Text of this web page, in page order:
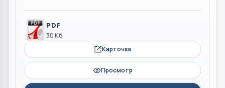
PDF
30 Кб
Карточка
Просмотр